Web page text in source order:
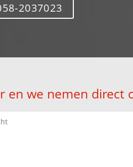
2037023
en we nemen direct